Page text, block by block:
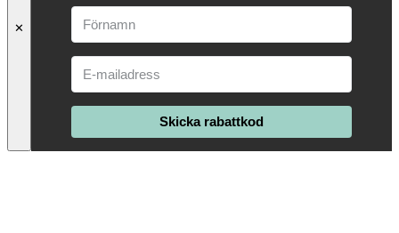
✕
Skicka rabattkod